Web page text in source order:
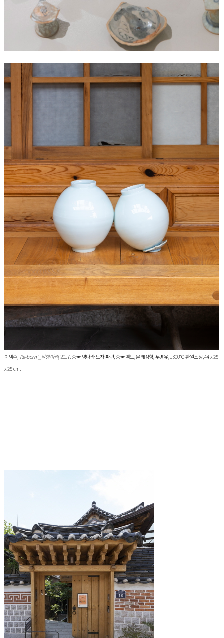
이택수, Re-born'_달항아리, 2017. 중국 명나라 도자 파편, 중국 백토, 물레성형, 투명유, 1300℃ 환원소성, 44 x 25
x 25 cm.